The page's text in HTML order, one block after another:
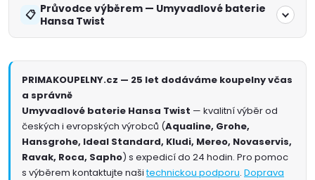
Průvodce výběrem — Umyvadlové baterie
Hansa Twist
PRIMAKOUPELNY.cz — 25 let dodáváme koupelny včas
a správně
Umyvadlové baterie Hansa Twist — kvalitní výběr od
českých i evropských výrobců (Aqualine, Grohe,
Hansgrohe, Ideal Standard, Kludi, Mereo, Novaservis,
Ravak, Roca, Sapho) s expedicí do 24 hodin. Pro pomoc
s výběrem kontaktujte našitechnickou podporu. Doprava